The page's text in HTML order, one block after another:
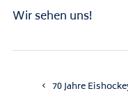
Wir sehen uns!
70 Jahre